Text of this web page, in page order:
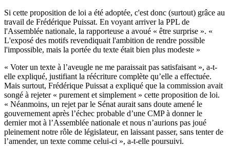
Si cette proposition de loi a été adoptée, c'est donc (surtout) grâce au
travail de Frédérique Puissat. En voyant arriver la PPL de
l'Assemblée nationale, la rapporteuse a avoué « être surprise ». «
L'exposé des motifs revendiquait l'ambition de rendre possible
l'impossible, mais la portée du texte était bien plus modeste »
« Voter un texte à l’aveugle ne me paraissait pas satisfaisant », a-t-
elle expliqué, justifiant la réécriture complète qu’elle a effectuée.
Mais surtout, Frédérique Puissat a expliqué que la commission avait
songé à rejeter « purement et simplement » cette proposition de loi.
« Néanmoins, un rejet par le Sénat aurait sans doute amené le
gouvernement après l’échec probable d’une CMP à donner le
dernier mot à l’Assemblée nationale et nous n’aurions pas joué
pleinement notre rôle de législateur, en laissant passer, sans tenter de
l’amender, un texte comme celui-ci », a-t-elle poursuivi.